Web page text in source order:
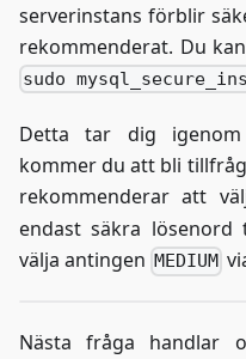
serverinstans förblir
rekommenderat. Du
sudo
Detta tar dig
kommer du att bli
rekommenderar att
endast säkra
välja antingen MEDIUM
Nästa fråga